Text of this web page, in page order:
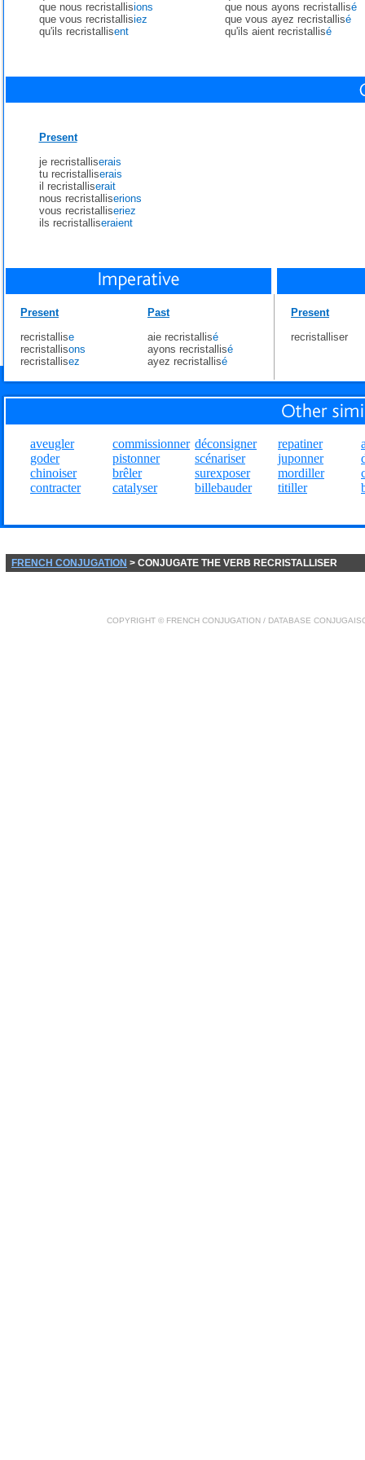
que nous recristallisions
que vous recristallisiez
qu'ils recristallisent
que nous ayons recristallisé
que vous ayez recristallisé
qu'ils aient recristallisé
Present
je recristalliserais
tu recristalliserais
il recristalliserait
nous recristalliserions
vous recristalliseriez
ils recristalliseraient
Present
recristallise
recristallisons
recristallisez
Past
aie recristallisé
ayons recristallisé
ayez recristallisé
Present
recristalliser
aveugler
goder
chinoiser
contracter
commissionner
pistonner
brêler
catalyser
déconsigner
scénariser
surexposer
billebauder
repatiner
juponner
mordiller
titiller
FRENCH CONJUGATION > CONJUGATE THE VERB RECRISTALLISER
COPYRIGHT © FRENCH CONJUGATION / DATABASE